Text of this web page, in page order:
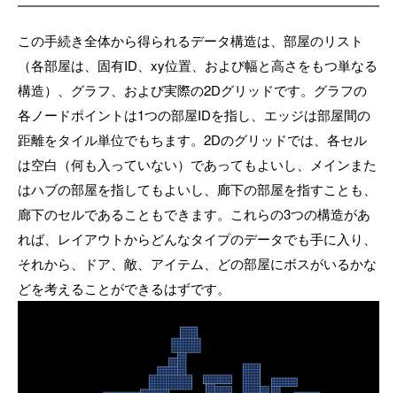
この手続き全体から得られるデータ構造は、部屋のリスト
（各部屋は、固有ID、xy位置、および幅と高さをもつ単なる
構造）、グラフ、および実際の2Dグリッドです。グラフの
各ノードポイントは1つの部屋IDを指し、エッジは部屋間の
距離をタイル単位でもちます。2Dのグリッドでは、各セル
は空白（何も入っていない）であってもよいし、メインまた
はハブの部屋を指してもよいし、廊下の部屋を指すことも、
廊下のセルであることもできます。これらの3つの構造があ
れば、レイアウトからどんなタイプのデータでも手に入り、
それから、ドア、敵、アイテム、どの部屋にボスがいるかな
どを考えることができるはずです。